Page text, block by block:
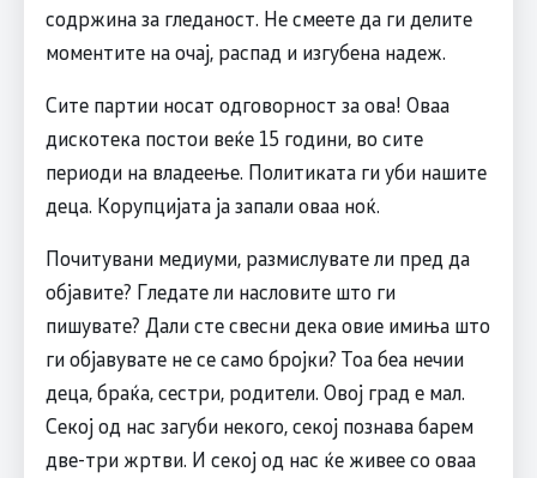
содржина за гледаност. Не смеете да ги делите
моментите на очај, распад и изгубена надеж.
Сите партии носат одговорност за ова! Оваа
дискотека постои веќе 15 години, во сите
периоди на владеење. Политиката ги уби нашите
деца. Корупцијата ја запали оваа ноќ.
Почитувани медиуми, размислувате ли пред да
објавите? Гледате ли насловите што ги
пишувате? Дали сте свесни дека овие имиња што
ги објавувате не се само бројки? Тоа беа нечии
деца, браќа, сестри, родители. Овој град е мал.
Секој од нас загуби некого, секој познава барем
две-три жртви. И секој од нас ќе живее со оваа